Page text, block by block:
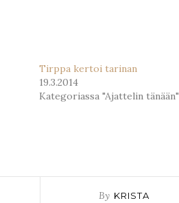
Tirppa kertoi tarinan
19.3.2014
Kategoriassa "Ajattelin tänään"
By KRISTA